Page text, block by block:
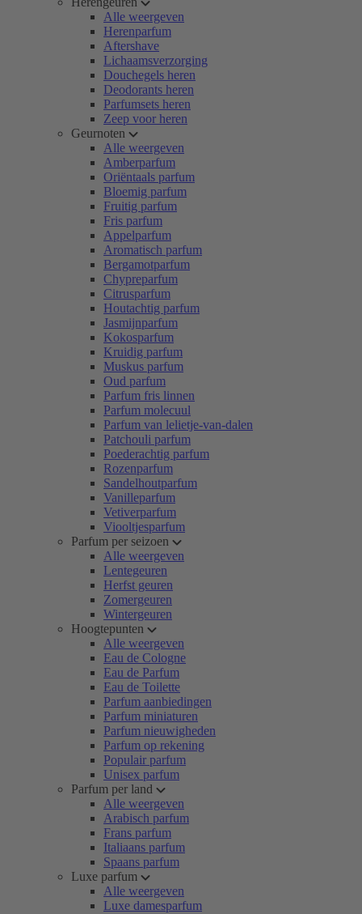
Alle weergeven
Herenparfum
Aftershave
Lichaamsverzorging
Douchegels heren
Deodorants heren
Parfumsets heren
Zeep voor heren
Geurnoten
Alle weergeven
Amberparfum
Oriëntaals parfum
Bloemig parfum
Fruitig parfum
Fris parfum
Appelparfum
Aromatisch parfum
Bergamotparfum
Chypreparfum
Citrusparfum
Houtachtig parfum
Jasmijnparfum
Kokosparfum
Kruidig parfum
Muskus parfum
Oud parfum
Parfum fris linnen
Parfum molecuul
Parfum van lelietje-van-dalen
Patchouli parfum
Poederachtig parfum
Rozenparfum
Sandelhoutparfum
Vanilleparfum
Vetiverparfum
Viooltjesparfum
Parfum per seizoen
Alle weergeven
Lentegeuren
Herfst geuren
Zomergeuren
Wintergeuren
Hoogtepunten
Alle weergeven
Eau de Cologne
Eau de Parfum
Eau de Toilette
Parfum aanbiedingen
Parfum miniaturen
Parfum nieuwigheden
Parfum op rekening
Populair parfum
Unisex parfum
Parfum per land
Alle weergeven
Arabisch parfum
Frans parfum
Italiaans parfum
Spaans parfum
Luxe parfum
Alle weergeven
Luxe damesparfum